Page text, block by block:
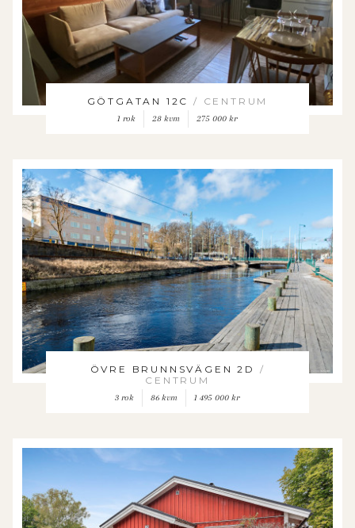
GÖTGATAN 12C/ CENTRUM
1 rok 28 kvm 275 000 kr
ÖVRE BRUNNSVÄGEN 2D /
CENTRUM
3 rok 86 kvm 1 495 000 kr